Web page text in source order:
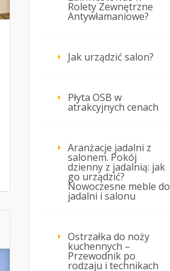
Rolety Zewnętrzne
Antywłamaniowe?
Jak urządzić salon?
Płyta OSB w
atrakcyjnych cenach
Aranżacje jadalni z
salonem. Pokój
dzienny z jadalnią: jak
go urządzić?
Nowoczesne meble do
jadalni i salonu
Ostrzałka do noży
kuchennych –
Przewodnik po
rodzaju i technikach